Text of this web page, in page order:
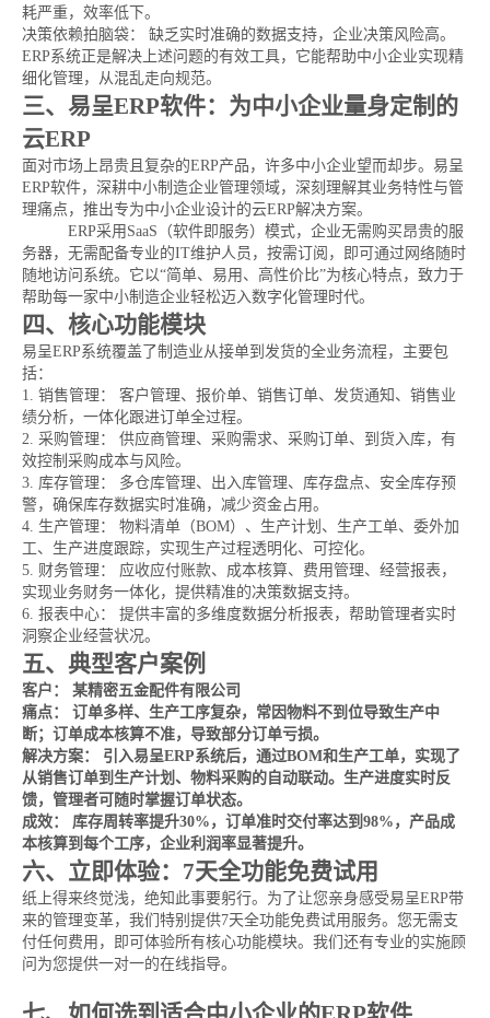
耗严重，效率低下。
决策依赖拍脑袋： 缺乏实时准确的数据支持，企业决策风险高。
ERP系统正是解决上述问题的有效工具，它能帮助中小企业实现精
细化管理，从混乱走向规范。
三、易呈ERP软件：为中小企业量身定制的
云ERP
面对市场上昂贵且复杂的ERP产品，许多中小企业望而却步。易呈
ERP软件，深耕中小制造企业管理领域，深刻理解其业务特性与管
理痛点，推出专为中小企业设计的云ERP解决方案。
ERP采用SaaS（软件即服务）模式，企业无需购买昂贵的服
务器，无需配备专业的IT维护人员，按需订阅，即可通过网络随时
随地访问系统。它以“简单、易用、高性价比”为核心特点，致力于
帮助每一家中小制造企业轻松迈入数字化管理时代。
四、核心功能模块
易呈ERP系统覆盖了制造业从接单到发货的全业务流程，主要包
括：
1. 销售管理： 客户管理、报价单、销售订单、发货通知、销售业
绩分析，一体化跟进订单全过程。
2. 采购管理： 供应商管理、采购需求、采购订单、到货入库，有
效控制采购成本与风险。
3. 库存管理： 多仓库管理、出入库管理、库存盘点、安全库存预
警，确保库存数据实时准确，减少资金占用。
4. 生产管理： 物料清单（BOM）、生产计划、生产工单、委外加
工、生产进度跟踪，实现生产过程透明化、可控化。
5. 财务管理： 应收应付账款、成本核算、费用管理、经营报表，
实现业务财务一体化，提供精准的决策数据支持。
6. 报表中心： 提供丰富的多维度数据分析报表，帮助管理者实时
洞察企业经营状况。
五、典型客户案例
客户： 某精密五金配件有限公司
痛点： 订单多样、生产工序复杂，常因物料不到位导致生产中
断；订单成本核算不准，导致部分订单亏损。
解决方案： 引入易呈ERP系统后，通过BOM和生产工单，实现了
从销售订单到生产计划、物料采购的自动联动。生产进度实时反
馈，管理者可随时掌握订单状态。
成效： 库存周转率提升30%，订单准时交付率达到98%，产品成
本核算到每个工序，企业利润率显著提升。
六、立即体验：7天全功能免费试用
纸上得来终觉浅，绝知此事要躬行。为了让您亲身感受易呈ERP带
来的管理变革，我们特别提供7天全功能免费试用服务。您无需支
付任何费用，即可体验所有核心功能模块。我们还有专业的实施顾
问为您提供一对一的在线指导。